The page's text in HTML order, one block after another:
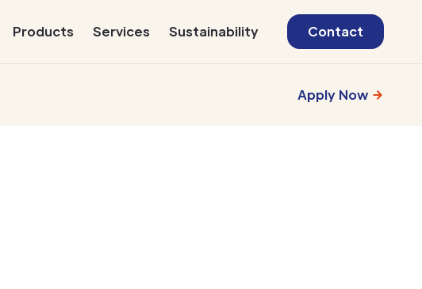
Products Services Sustainability Contact
Apply Now